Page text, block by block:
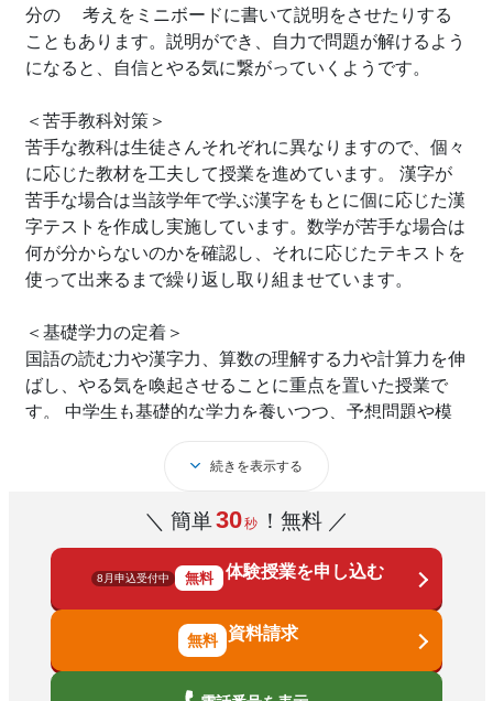
分の 考えをミニボードに書いて説明をさせたりする
こともあります。説明ができ、自力で問題が解けるよう
になると、自信とやる気に繋がっていくようです。
＜苦手教科対策＞
苦手な教科は生徒さんそれぞれに異なりますので、個々
に応じた教材を工夫して授業を進めています。 漢字が
苦手な場合は当該学年で学ぶ漢字をもとに個に応じた漢
字テストを作成し実施しています。数学が苦手な場合は
何が分からないのかを確認し、それに応じたテキストを
使って出来るまで繰り返し取り組ませています。
＜基礎学力の定着＞
国語の読む力や漢字力、算数の理解する力や計算力を伸
ばし、やる気を喚起させることに重点を置いた授業で
す。 中学生も基礎的な学力を養いつつ、予想問題や模
す。時には教科書で基礎的な学習内容を復習させて、基
続きを表示する
＼ 簡単30秒 ！無料 ／
8月申込受付中 無料 体験授業を申し込む
資料請求